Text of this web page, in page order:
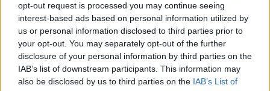
opt-out request is processed you may continue seeing
interest-based ads based on personal information utilized by
us or personal information disclosed to third parties prior to
your opt-out. You may separately opt-out of the further
disclosure of your personal information by third parties on the
IAB’s list of downstream participants. This information may
also be disclosed by us to third parties on the IAB’s List of
Megérkeztek Ukrajnába a Phantomok
– humanoid robotkatonákat vetnek be
az oroszok ellen
Az ilyenkoncepciókkülönösen